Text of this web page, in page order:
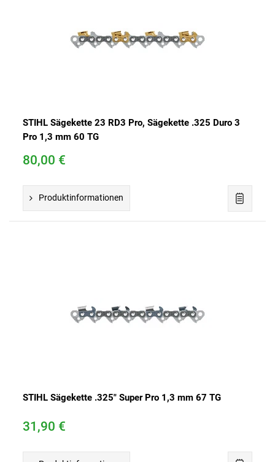
STIHL Sägekette 23 RD3 Pro, Sägekette .325 Duro 3
Pro 1,3 mm 60 TG
80,00 €
Produktinformationen
STIHL Sägekette .325" Super Pro 1,3 mm 67 TG
31,90 €